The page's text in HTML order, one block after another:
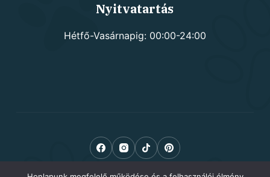
Nyitvatartás
Hétfő-Vasárnapig: 00:00-24:00